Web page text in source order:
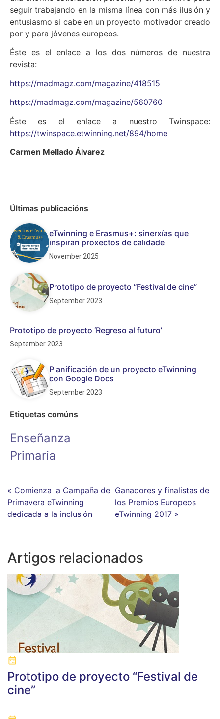
seguir trabajando en la misma línea con más ilusión y
entusiasmo si cabe en un proyecto motivador creado
por y para jóvenes europeos.
Éste es el enlace a los dos números de nuestra
revista:
https://madmagz.com/magazine/418515
https://madmagz.com/magazine/560760
Éste es el enlace a nuestro Twinspace:
https://twinspace.etwinning.net/894/home
Carmen Mellado Álvarez
Últimas publicacións
eTwinning e Erasmus+: sinerxías que
inspiran proxectos de calidade
November 2025
Prototipo de proyecto “Festival de cine”
September 2023
Prototipo de proyecto ‘Regreso al futuro’
September 2023
Planificación de un proyecto eTwinning
con Google Docs
September 2023
Etiquetas comúns
Enseñanza
Primaria
« Comienza la Campaña de
Primavera eTwinning
dedicada a la inclusión
Ganadores y finalistas de
los Premios Europeos
eTwinning 2017 »
Artigos relacionados
Prototipo de proyecto “Festival de
cine”